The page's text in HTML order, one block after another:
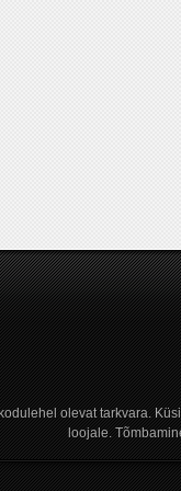
olevat tarkvara.
loojale.